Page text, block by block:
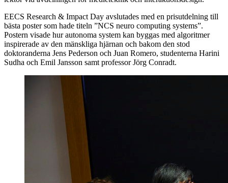
EECS Research & Impact Day avslutades med en prisutdelning till
bästa poster som hade titeln ”NCS neuro computing systems”.
Postern visade hur autonoma system kan byggas med algoritmer
inspirerade av den mänskliga hjärnan och bakom den stod
doktoranderna Jens Pederson och Juan Romero, studenterna Harini
Sudha och Emil Jansson samt professor Jörg Conradt.